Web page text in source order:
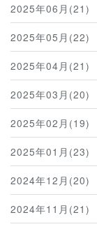
2025年06月(21)
2025年05月(22)
2025年04月(21)
2025年03月(20)
2025年02月(19)
2025年01月(23)
2024年12月(20)
2024年11月(21)